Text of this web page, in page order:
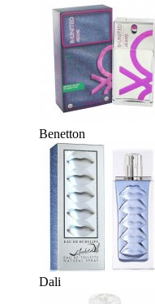
Benetton
Dali